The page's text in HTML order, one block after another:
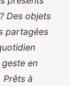
Des objets
partagées
en
Prêts à